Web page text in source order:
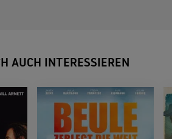
AUCH INTERESSIEREN